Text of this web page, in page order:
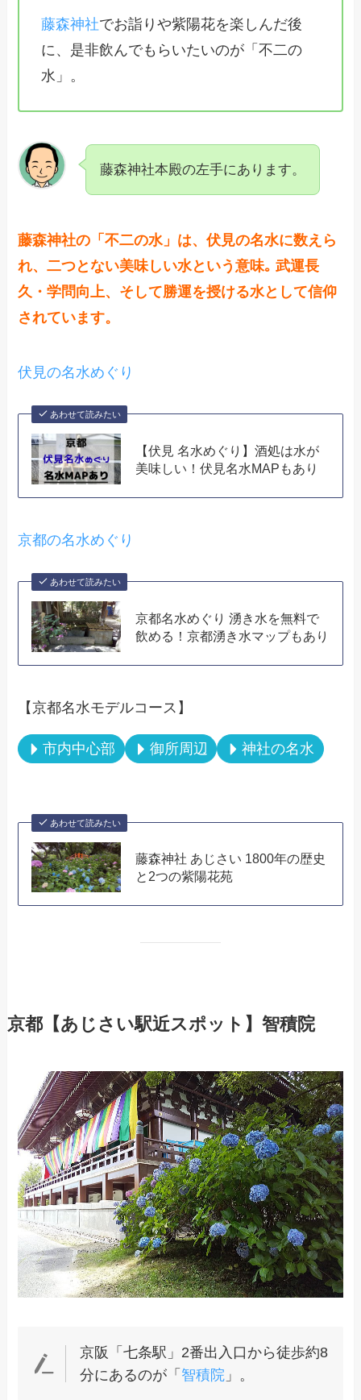
藤森神社でお詣りや紫陽花を楽しんだ後
に、是非飲んでもらいたいのが「不二の
水」。
藤森神社本殿の左手にあります。
藤森神社の「不二の水」は、伏見の名水に数えら
れ、二つとない美味しい水という意味｡ 武運長
久・学問向上、そして勝運を授ける水として信仰
されています。
伏見の名水めぐり
あわせて読みたい
【伏見 名水めぐり】酒処は水が
美味しい！伏見名水MAPもあり
京都の名水めぐり
あわせて読みたい
京都名水めぐり 湧き水を無料で
飲める！京都湧き水マップもあり
【京都名水モデルコース】
市内中心部 御所周辺 神社の名水
あわせて読みたい
藤森神社 あじさい 1800年の歴史
と2つの紫陽花苑
京都【あじさい駅近スポット】智積院
京阪「七条駅」2番出入口から徒歩約8
分にあるのが「 智積院」。